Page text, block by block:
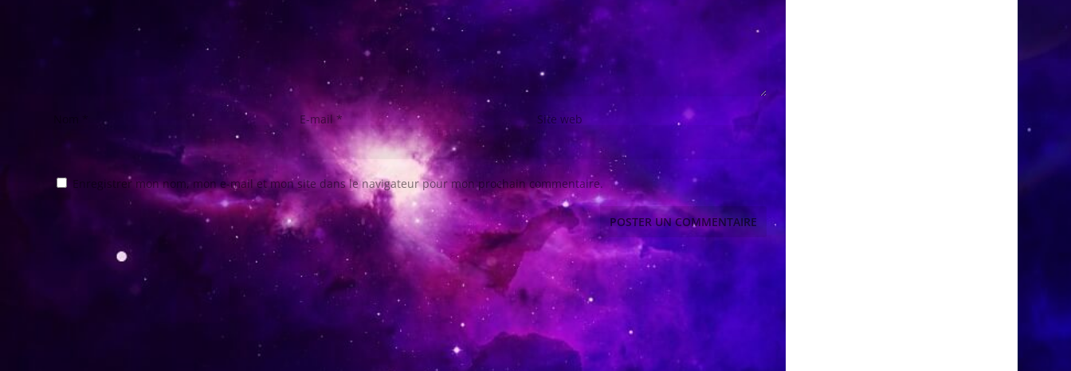
E-mail * Site web
Enregistrer mon nom, mon e-mail et mon site dans le navigateur pour mon prochain commentaire.